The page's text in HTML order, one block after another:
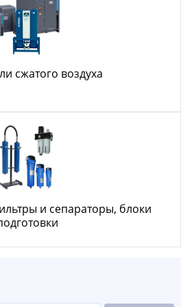
сжатого воздуха
и сепараторы, блоки